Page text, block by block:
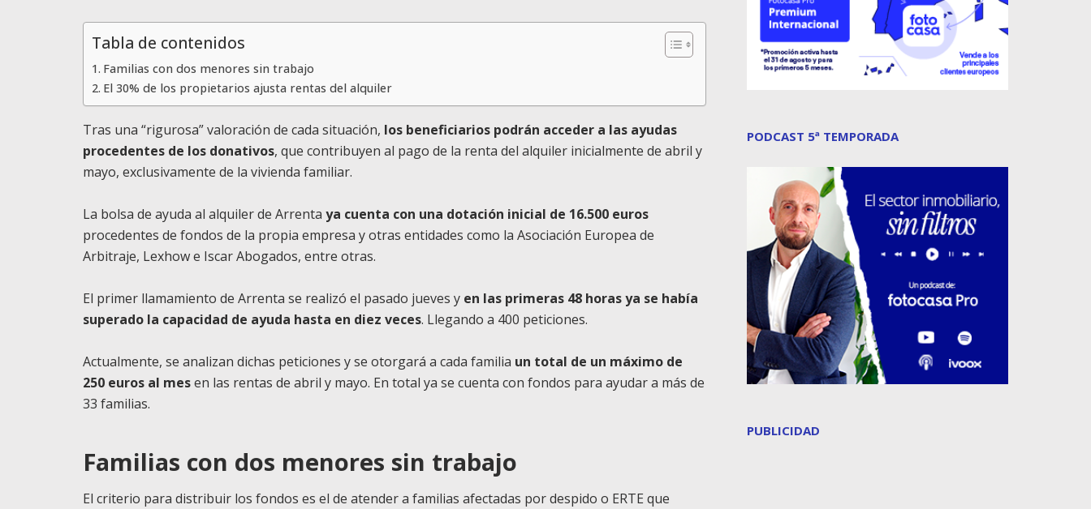
Tabla de contenidos
Familias con dos menores sin trabajo
El 30% de los propietarios ajusta rentas del alquiler
Tras una “rigurosa” valoración de cada situación, los beneficiarios podrán acceder a las ayudas
procedentes de los donativos, que contribuyen al pago de la renta del alquiler inicialmente de abril y
mayo, exclusivamente de la vivienda familiar.
La bolsa de ayuda al alquiler de Arrenta ya cuenta con una dotación inicial de 16.500 euros
procedentes de fondos de la propia empresa y otras entidades como la Asociación Europea de
Arbitraje, Lexhow e Iscar Abogados, entre otras.
El primer llamamiento de Arrenta se realizó el pasado jueves y en las primeras 48 horas ya se había
superado la capacidad de ayuda hasta en diez veces. Llegando a 400 peticiones.
Actualmente, se analizan dichas peticiones y se otorgará a cada familia un total de un máximo de
250 euros al mesen las rentas de abril y mayo. En total ya se cuenta con fondos para ayudar a más de
33 familias.
Familias con dos menores sin trabajo
El criterio para distribuir los fondos es el de atender a familias afectadas por despido o ERTE que
PODCAST 5ª TEMPORADA
PUBLICIDAD